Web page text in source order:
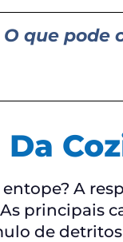
O que pode
A
principais
de